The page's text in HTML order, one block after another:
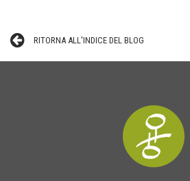
RITORNA ALL'INDICE DEL BLOG